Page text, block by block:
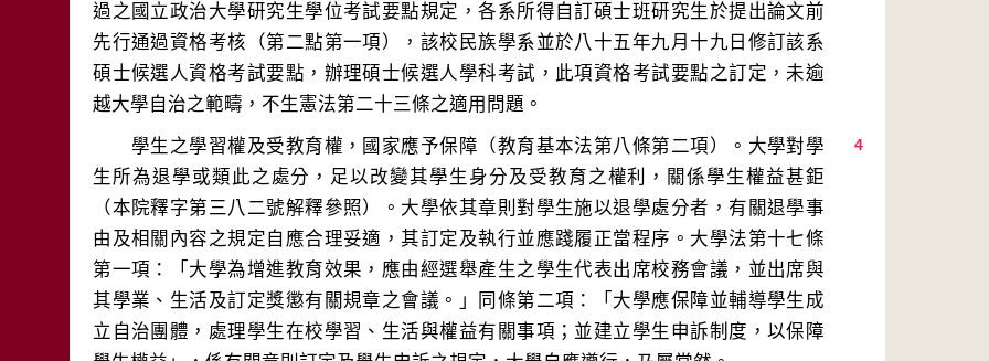
過之國立政治大學研究生學位考試要點規定，各系所得自訂碩士班研究生於提出論文前
先行通過資格考核（第二點第一項），該校民族學系並於八十五年九月十九日修訂該系
碩士候選人資格考試要點，辦理碩士候選人學科考試，此項資格考試要點之訂定，未逾
4
學生之學習權及受教育權，國家應予保障（教育基本法第八條第二項）。大學對學
生所為退學或類此之處分，足以改變其學生身分及受教育之權利，關係學生權益甚鉅
（本院釋字第三八二號解釋參照）。大學依其章則對學生施以退學處分者，有關退學事
由及相關內容之規定自應合理妥適，其訂定及執行並應踐履正當程序。大學法第十七條
第一項：「大學為增進教育效果，應由經選舉產生之學生代表出席校務會議，並出席與
其學業、生活及訂定獎懲有關規章之會議。」同條第二項：「大學應保障並輔導學生成
立自治團體，處理學生在校學習、生活與權益有關事項；並建立學生申訴制度，以保障